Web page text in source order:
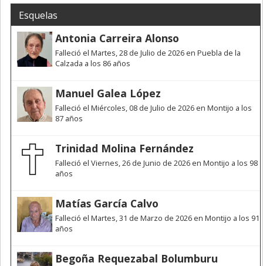
Esquelas
Antonia Carreira Alonso
Falleció el Martes, 28 de Julio de 2026 en Puebla de la
Calzada a los 86 años
Manuel Galea López
Falleció el Miércoles, 08 de Julio de 2026 en Montijo a los
87 años
Trinidad Molina Fernández
Falleció el Viernes, 26 de Junio de 2026 en Montijo a los 98
años
Matías García Calvo
Falleció el Martes, 31 de Marzo de 2026 en Montijo a los 91
años
Begoña Requezabal Bolumburu